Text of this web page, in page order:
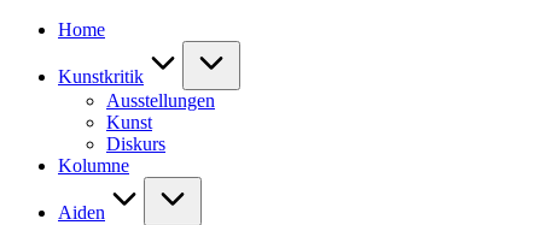
Home
Kunstkritik
Ausstellungen
Kunst
Diskurs
Kolumne
Aiden